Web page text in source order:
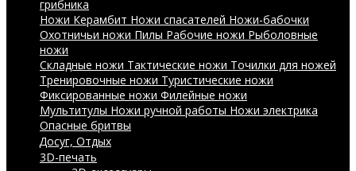
грибника
Ножи Керамбит Ножи спасателей Ножи-бабочки
Охотничьи ножи Пилы Рабочие ножи Рыболовные
ножи
Складные ножи Тактические ножи Точилки для ножей
Тренировочные ножи Туристические ножи
Фиксированные ножи Филейные ножи
Мультитулы Ножи ручной работы Ножи электрика
Опасные бритвы
Досуг, Отдых
3D-печать